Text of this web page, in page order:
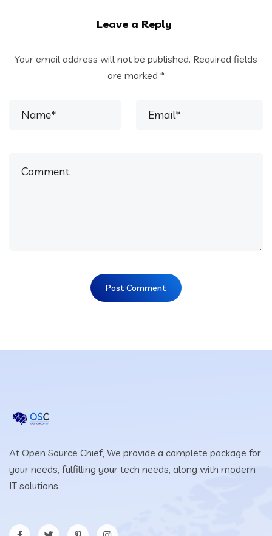
Leave a Reply
Your email address will not be published. Required fields
are marked *
At Open Source Chief, We provide a complete package for
your needs, fulfilling your tech needs, along with modern
IT solutions.